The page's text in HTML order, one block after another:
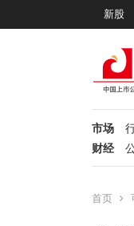
新股
市场
财经
首页